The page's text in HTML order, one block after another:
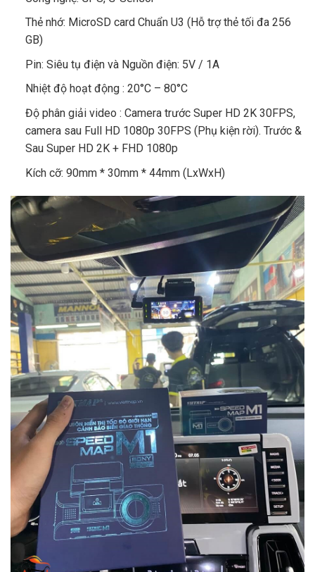
Thẻ nhớ: MicroSD card Chuẩn U3 (Hỗ trợ thẻ tối đa 256
GB)
Pin: Siêu tụ điện và Nguồn điện: 5V / 1A
Nhiệt độ hoạt động : 20°C – 80°C
Độ phân giải video : Camera trước Super HD 2K 30FPS,
camera sau Full HD 1080p 30FPS (Phụ kiện rời). Trước &
Sau Super HD 2K + FHD 1080p
Kích cỡ: 90mm * 30mm * 44mm (LxWxH)